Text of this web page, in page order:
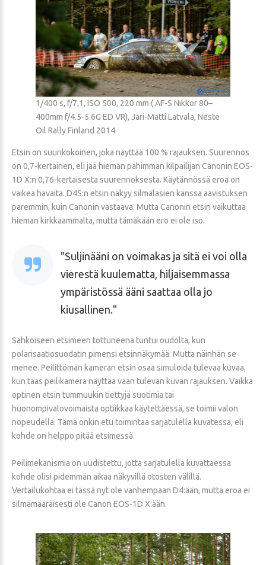
1/400 s, f/7,1, ISO 500, 220 mm ( AF-S Nikkor 80–
400mm f/4.5-5.6G ED VR), Jari-Matti Latvala, Neste
Oil Rally Finland 2014
Etsin on suurikokoinen, joka näyttää 100 % rajauksen. Suurennos
on 0,7-kertainen, eli jää hieman pahimman kilpailijan Canonin EOS-
1D X:n 0,76-kertaisesta suurennoksesta. Käytännössä eroa on
vaikea havaita. D4S:n etsin näkyy silmälasien kanssa aavistuksen
paremmin, kuin Canonin vastaava. Mutta Canonin etsin vaikuttaa
hieman kirkkaammalta, mutta tämäkään ero ei ole iso.
Suljinääni on voimakas ja sitä ei voi olla
vierestä kuulematta, hiljaisemmassa
ympäristössä ääni saattaa olla jo
kiusallinen.
Sähköiseen etsimeen tottuneena tuntui oudolta, kun
polarisaatiosuodatin pimensi etsinnäkymää. Mutta näinhän se
menee. Peilittömän kameran etsin osaa simuloida tulevaa kuvaa,
kun taas peilikamera näyttää vaan tulevan kuvan rajauksen. Vaikka
optinen etsin tummuukin tiettyjä suotimia tai
huonompivalovoimaista optiikkaa käytettäessä, se toimii valon
nopeudella. Tämä onkin etu toimintaa sarjatulella kuvatessa, eli
kohde on helppo pitää etsimessä.
Peilimekanismia on uudistettu, jotta sarjatulella kuvattaessa
kohde olisi pidemmän aikaa näkyvillä otosten välillä.
Vertailukohtaa ei tässä nyt ole vanhempaan D4:ään, mutta eroa ei
silmämääräisesti ole Canon EOS-1D X:ään.